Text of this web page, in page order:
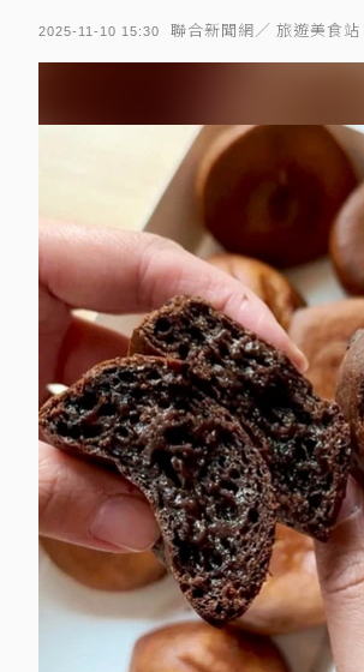
2025-11-10 15:30 聯合新聞網／ 旅遊美食